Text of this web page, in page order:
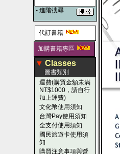
- 進階搜尋
代訂書籍
加購書籍專區
▼ Classes
圖書類別
運費(購買金額未滿
NT$1000，請自行
加上運費)
文化幣使用須知
台灣Pay使用須知
全支付使用須知
國民旅遊卡使用須
知
購買注意事項與營